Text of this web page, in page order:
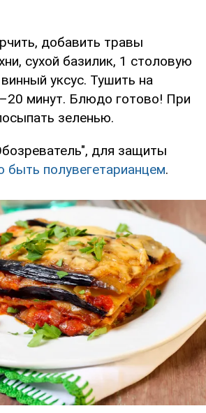
добавить травы
сухой базилик, 1 столовую
уксус. Тушить на
минут. Блюдо готово! При
зеленью.
для защиты
быть полувегетарианцем.